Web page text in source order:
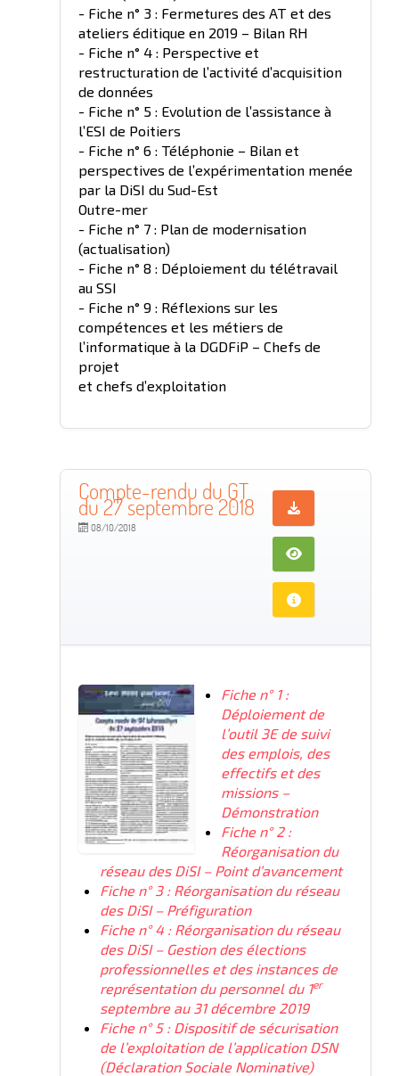
- Fiche n° 3 : Fermetures des AT et des
ateliers éditique en 2019 – Bilan RH
- Fiche n° 4 : Perspective et
restructuration de l’activité d’acquisition
de données
- Fiche n° 5 : Evolution de l’assistance à
l’ESI de Poitiers
- Fiche n° 6 : Téléphonie – Bilan et
perspectives de l’expérimentation menée
par la DiSI du Sud-Est
Outre-mer
- Fiche n° 7 : Plan de modernisation
(actualisation)
- Fiche n° 8 : Déploiement du télétravail
au SSI
- Fiche n° 9 : Réflexions sur les
compétences et les métiers de
l’informatique à la DGDFiP – Chefs de
projet
et chefs d’exploitation
Compte-rendu du GT
du 27 septembre 2018
08/10/2018
Fiche n° 1 :
Déploiement de
l’outil 3E de suivi
des emplois, des
effectifs et des
missions –
Démonstration
Fiche n° 2 :
Réorganisation du
réseau des DiSI – Point d’avancement
Fiche n° 3 : Réorganisation du réseau
des DiSI – Préfiguration
Fiche n° 4 : Réorganisation du réseau
des DiSI – Gestion des élections
professionnelles et des instances de
représentation du personnel du 1er
septembre au 31 décembre 2019
Fiche n° 5 : Dispositif de sécurisation
de l’exploitation de l’application DSN
(Déclaration Sociale Nominative)